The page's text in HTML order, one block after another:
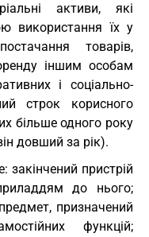
активи, які
використання їх у
товарів,
іншим особам
і соціально-
строк корисного
більше одного року
довший за рік).
закінчений пристрій
до нього;
призначений
функцій;